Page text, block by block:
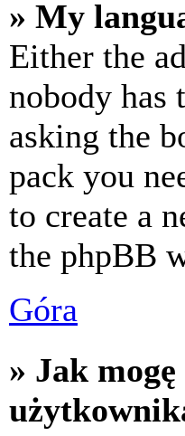
» My
Either the
nobody has
asking the
pack you
to create a
the phpBB
Góra
» Jak